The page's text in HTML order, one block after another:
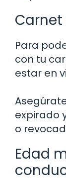
Para
con tu
estar en
expirado
o
Edad